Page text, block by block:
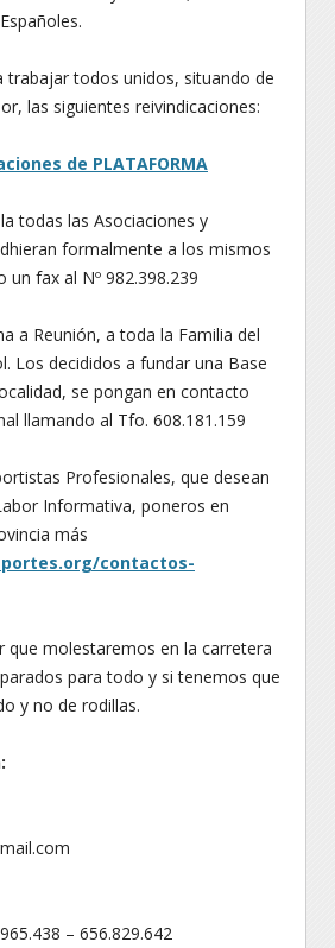
trabajar todos unidos, situando de
las siguientes reivindicaciones:
de PLATAFORMA
todas las Asociaciones y
formalmente a los mismos
fax al Nº 982.398.239
a Reunión, a toda la Familia del
Los decididos a fundar una Base
se pongan en contacto
llamando al Tfo. 608.181.159
Profesionales, que desean
Informativa, poneros en
más
contactos-
que molestaremos en la carretera
para todo y si tenemos que
y no de rodillas.
– 656.829.642